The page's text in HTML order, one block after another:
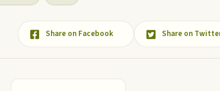
Share on Facebook Share on